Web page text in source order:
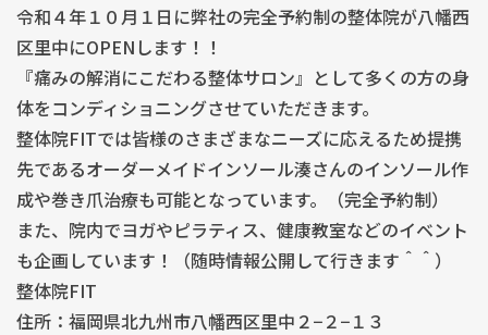
令和４年１０月１日に弊社の完全予約制の整体院が八幡西
区里中にOPENします！！
『痛みの解消にこだわる整体サロン』として多くの方の身
体をコンディショニングさせていただきます。
整体院FITでは皆様のさまざまなニーズに応えるため提携
先であるオーダーメイドインソール湊さんのインソール作
成や巻き爪治療も可能となっています。（完全予約制）
また、院内でヨガやピラティス、健康教室などのイベント
も企画しています！（随時情報公開して行きます＾＾）
整体院FIT
住所：福岡県北九州市八幡西区里中２−２−１３